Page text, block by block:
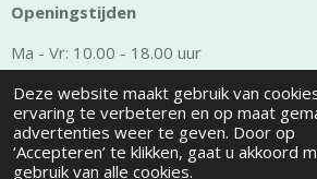
Deze website maakt gebruik van
ervaring te verbeteren en op maat
advertenties weer te geven. Door op
‘Accepteren’ te klikken, gaat u akkoord
gebruik van alle cookies.
Openingstijden
Ma - Vr: 10.00 - 18.00 uur
Zaterdag: 10.00 - 15.00 uur
Zondag: Gesloten